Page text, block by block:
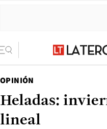
OPINIÓN
Heladas:
lineal